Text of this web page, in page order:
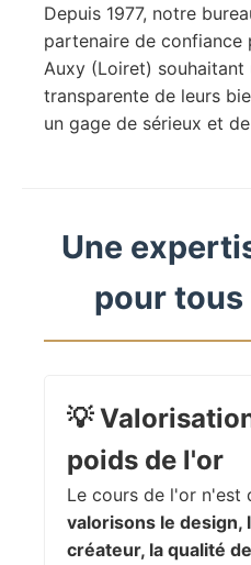
Depuis 1977, notre
partenaire de confiance
Auxy (Loiret) souhaitant
transparente de leurs
un gage de sérieux et
Une
pour tous
💡
poids de l'or
Le cours de l'or n'est
valorisons le design,
créateur, la qualité